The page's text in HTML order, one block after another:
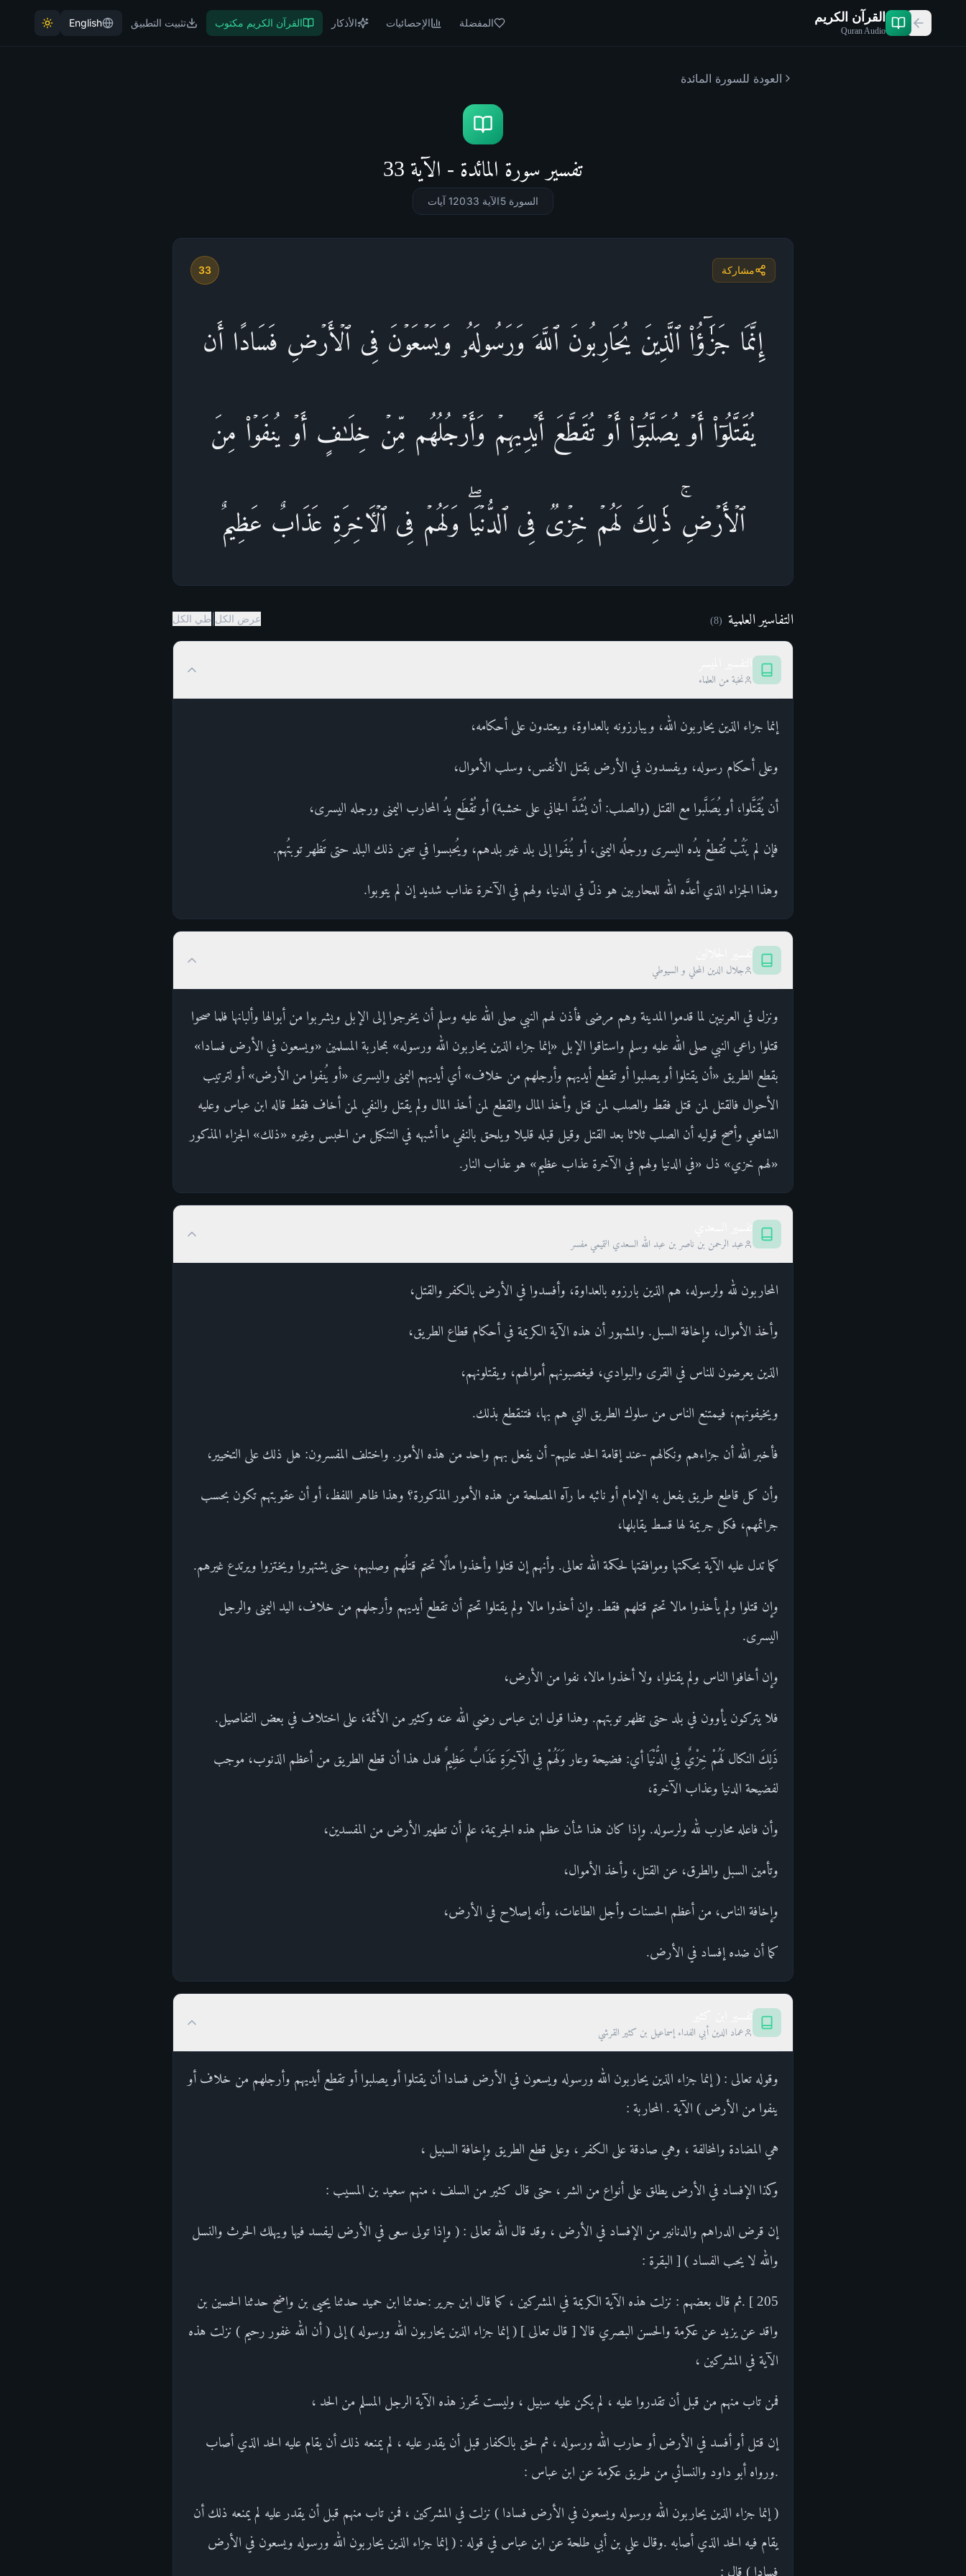
القرآن الكريم
Quran Audio
المفضلة الإحصائيات الأذكار القرآن الكريم مكتوب تثبيت التطبيق English
العودة للسورة المائدة
تفسير سورة المائدة - الآية 33
السورة 5 الآية 33 120 آيات
مشاركة 33
إِنَّمَا جَزَ ٰ⁠ۤؤُا۟ ٱلَّذِینَ یُحَارِبُونَ ٱللَّهَ وَرَسُولَهُۥ وَیَسۡعَوۡنَ فِی ٱلۡأَرۡضِ فَسَادًا أَن
یُقَتَّلُوۤا۟ أَوۡ یُصَلَّبُوۤا۟ أَوۡ تُقَطَّعَ أَیۡدِیهِمۡ وَأَرۡجُلُهُم مِّنۡ خِلَـٰفٍ أَوۡ یُنفَوۡا۟ مِنَ
ٱلۡأَرۡضِۚ ذَ ٰ⁠لِكَ لَهُمۡ خِزۡیࣱ فِی ٱلدُّنۡیَاۖ وَلَهُمۡ فِی ٱلۡـَٔاخِرَةِ عَذَابٌ عَظِیمٌ
التفاسير العلمية (
8
) عرض الكل طي الكل
نخبة من العلماء
إنما جزاء الذين يحاربون الله، ويبارزونه بالعداوة، ويعتدون على أحكامه،
وعلى أحكام رسوله، ويفسدون في الأرض بقتل الأنفس، وسلب الأموال،
أن يُقَتَّلوا، أو يُصَلَّبوا مع القتل (والصلب: أن يُشَدَّ الجاني على خشبة) أو تُقْطَع يدُ المحارب اليمنى ورجله اليسرى،
فإن لم يَتُبْ تُقطعْ يدُه اليسرى ورجلُه اليمنى، أو يُنفَوا إلى بلد غير بلدهم، ويُحبسوا في سجن ذلك البلد حتى تَظهر توبتُهم.
وهذا الجزاء الذي أعدَّه الله للمحاربين هو ذلّ في الدنيا، ولهم في الآخرة عذاب شديد إن لم يتوبوا.
جلال الدين المحلي و السيوطي
ونزل في العرنيين لما قدموا المدينة وهم مرضى فأذن لهم النبي صلى الله عليه وسلم أن يخرجوا إلى الإبل ويشربوا من أبوالها وألبانها فلما صحوا
قتلوا راعي النبي صلى الله عليه وسلم واستاقوا الإبل «إنما جزاء الذين يحاربون الله ورسوله» بمحاربة المسلمين «ويسعون في الأرض فسادا»
بقطع الطريق «أن يقتلوا أو يصلبوا أو تقطع أيديهم وأرجلهم من خلاف» أي أيديهم اليمنى واليسرى «أو يُنفوا من الأرض» أو لترتيب
الأحوال فالقتل لمن قتل فقط والصلب لمن قتل وأخذ المال والقطع لمن أخذ المال ولم يقتل والنفي لمن أخاف فقط قاله ابن عباس وعليه
الشافعي وأصح قوليه أن الصلب ثلاثا بعد القتل وقيل قبله قليلا ويلحق بالنفي ما أشبهه في التنكيل من الحبس وغيره «ذلك» الجزاء المذكور
«لهم خزي» ذل «في الدنيا ولهم في الآخرة عذاب عظيم» هو عذاب النار.
عبد الرحمن بن ناصر بن عبد الله السعدي التميمي مفسر
المحاربون لله ولرسوله، هم الذين بارزوه بالعداوة، وأفسدوا في الأرض بالكفر والقتل،
وأخذ الأموال، وإخافة السبل. والمشهور أن هذه الآية الكريمة في أحكام قطاع الطريق،
الذين يعرضون للناس في القرى والبوادي، فيغصبونهم أموالهم، ويقتلونهم،
ويخيفونهم، فيمتنع الناس من سلوك الطريق التي هم بها، فتنقطع بذلك.
فأخبر الله أن جزاءهم ونكالهم -عند إقامة الحد عليهم- أن يفعل بهم واحد من هذه الأمور. واختلف المفسرون: هل ذلك على التخيير،
وأن كل قاطع طريق يفعل به الإمام أو نائبه ما رآه المصلحة من هذه الأمور المذكورة؟ وهذا ظاهر اللفظ، أو أن عقوبتهم تكون بحسب
جرائمهم، فكل جريمة لها قسط يقابلها،
كما تدل عليه الآية بحكمتها وموافقتها لحكمة الله تعالى. وأنهم إن قتلوا وأخذوا مالًا تحتم قتلُهم وصلبهم، حتى يشتهروا ويختزوا ويرتدع غيرهم.
وإن قتلوا ولم يأخذوا مالا تحتم قتلهم فقط. وإن أخذوا مالا ولم يقتلوا تحتم أن تقطع أيديهم وأرجلهم من خلاف، اليد اليمنى والرجل
اليسرى.
وإن أخافوا الناس ولم يقتلوا، ولا أخذوا مالا، نفوا من الأرض،
فلا يتركون يأوون في بلد حتى تظهر توبتهم. وهذا قول ابن عباس رضي الله عنه وكثير من الأئمة، على اختلاف في بعض التفاصيل.
ذَلِكَ النكال لَهُمْ خِزْيٌ فِي الدُّنْيَا أي: فضيحة وعار وَلَهُمْ فِي الْآخِرَةِ عَذَابٌ عَظِيمٌ فدل هذا أن قطع الطريق من أعظم الذنوب، موجب
لفضيحة الدنيا وعذاب الآخرة،
وأن فاعله محارب لله ولرسوله. وإذا كان هذا شأن عظم هذه الجريمة، علم أن تطهير الأرض من المفسدين،
وتأمين السبل والطرق، عن القتل، وأخذ الأموال،
وإخافة الناس، من أعظم الحسنات وأجل الطاعات، وأنه إصلاح في الأرض،
كما أن ضده إفساد في الأرض.
عماد الدين أبي الفداء إسماعيل بن كثير القرشي
وقوله تعالى : ( إنما جزاء الذين يحاربون الله ورسوله ويسعون في الأرض فسادا أن يقتلوا أو يصلبوا أو تقطع أيديهم وأرجلهم من خلاف أو
ينفوا من الأرض ) الآية . المحاربة :
هي المضادة والمخالفة ، وهي صادقة على الكفر ، وعلى قطع الطريق وإخافة السبيل ،
وكذا الإفساد في الأرض يطلق على أنواع من الشر ، حتى قال كثير من السلف ، منهم سعيد بن المسيب :
إن قرض الدراهم والدنانير من الإفساد في الأرض ، وقد قال الله تعالى : ( وإذا تولى سعى في الأرض ليفسد فيها ويهلك الحرث والنسل
والله لا يحب الفساد ) [ البقرة :
205 ] .ثم قال بعضهم : نزلت هذه الآية الكريمة في المشركين ، كما قال ابن جرير :حدثنا ابن حميد حدثنا يحيى بن واضح حدثنا الحسين بن
واقد عن يزيد عن عكرمة والحسن البصري قالا [ قال تعالى ] ( إنما جزاء الذين يحاربون الله ورسوله ) إلى ( أن الله غفور رحيم ) نزلت هذه
الآية في المشركين ،
فمن تاب منهم من قبل أن تقدروا عليه ، لم يكن عليه سبيل ، وليست تحرز هذه الآية الرجل المسلم من الحد ،
إن قتل أو أفسد في الأرض أو حارب الله ورسوله ، ثم لحق بالكفار قبل أن يقدر عليه ، لم يمنعه ذلك أن يقام عليه الحد الذي أصاب
.ورواه أبو داود والنسائي من طريق عكرمة عن ابن عباس :
( إنما جزاء الذين يحاربون الله ورسوله ويسعون في الأرض فسادا ) نزلت في المشركين ، فمن تاب منهم قبل أن يقدر عليه لم يمنعه ذلك أن
يقام فيه الحد الذي أصابه .وقال علي بن أبي طلحة عن ابن عباس في قوله : ( إنما جزاء الذين يحاربون الله ورسوله ويسعون في الأرض
فسادا ) قال :